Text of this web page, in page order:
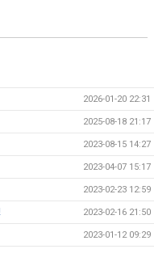
2026-01-20 22:31
2025-08-18 21:17
2023-08-15 14:27
2023-04-07 15:17
2023-02-23 12:59
2023-02-16 21:50
2023-01-12 09:29